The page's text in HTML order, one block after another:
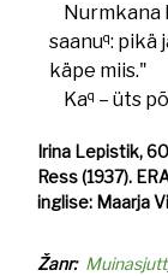
Nurmkana
saanuq: pikä
käpe miis."
Kaq – üts
Irina Lepistik,
Ress (1937).
inglise: Maarja
Žanr Muinasjutt